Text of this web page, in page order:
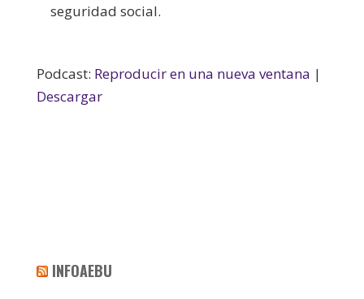
seguridad social.
Podcast: Reproducir en una nueva ventana |
Descargar
INFOAEBU